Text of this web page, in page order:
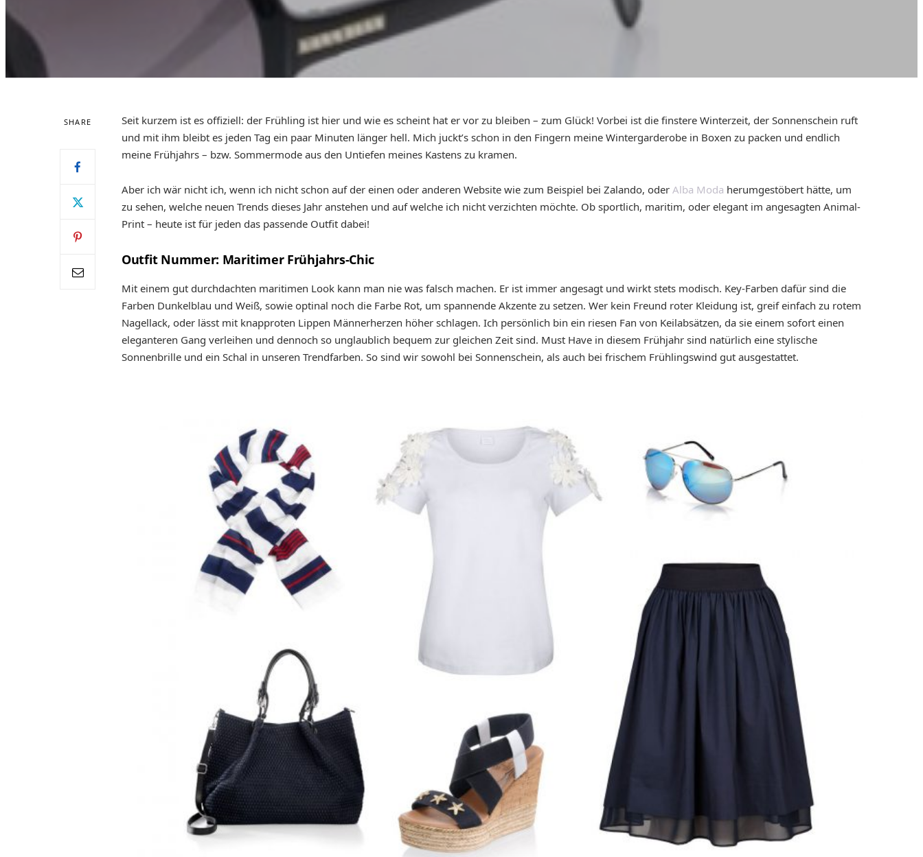
SHARE
Seit kurzem ist es offiziell: der Frühling ist hier und wie es scheint hat er vor zu bleiben – zum Glück! Vorbei ist die finstere Winterzeit, der Sonnenschein ruft
und mit ihm bleibt es jeden Tag ein paar Minuten länger hell. Mich juckt’s schon in den Fingern meine Wintergarderobe in Boxen zu packen und endlich
meine Frühjahrs – bzw. Sommermode aus den Untiefen meines Kastens zu kramen.
Aber ich wär nicht ich, wenn ich nicht schon auf der einen oder anderen Website wie zum Beispiel bei Zalando, oder Alba Moda herumgestöbert hätte, um
zu sehen, welche neuen Trends dieses Jahr anstehen und auf welche ich nicht verzichten möchte. Ob sportlich, maritim, oder elegant im angesagten Animal-
Print – heute ist für jeden das passende Outfit dabei!
Outfit Nummer: Maritimer Frühjahrs-Chic
Mit einem gut durchdachten maritimen Look kann man nie was falsch machen. Er ist immer angesagt und wirkt stets modisch. Key-Farben dafür sind die
Farben Dunkelblau und Weiß, sowie optinal noch die Farbe Rot, um spannende Akzente zu setzen. Wer kein Freund roter Kleidung ist, greif einfach zu rotem
Nagellack, oder lässt mit knapproten Lippen Männerherzen höher schlagen. Ich persönlich bin ein riesen Fan von Keilabsätzen, da sie einem sofort einen
eleganteren Gang verleihen und dennoch so unglaublich bequem zur gleichen Zeit sind. Must Have in diesem Frühjahr sind natürlich eine stylische
Sonnenbrille und ein Schal in unseren Trendfarben. So sind wir sowohl bei Sonnenschein, als auch bei frischem Frühlingswind gut ausgestattet.